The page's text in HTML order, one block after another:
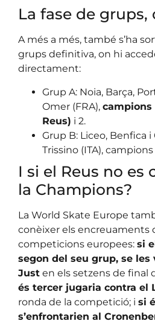
La fase de grups,
A més a més, també s’ha
grups definitiva, on hi
directament:
Grup A: Noia, Barça,
Omer (FRA), campions
Reus) i 2.
Grup B: Liceo, Benfica i
Trissino (ITA),
I si el Reus no es
la Champions?
La World Skate Europe
conèixer els encreuaments
competicions europees: si
segon del seu grup, se les
Just en els setzens de final
és tercer jugaria contra el
ronda de la competició; i si
s’enfrontarien al